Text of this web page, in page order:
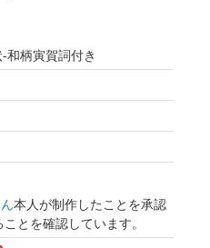
和柄寅賀詞付き
本人が制作したことを承認
とを確認しています。